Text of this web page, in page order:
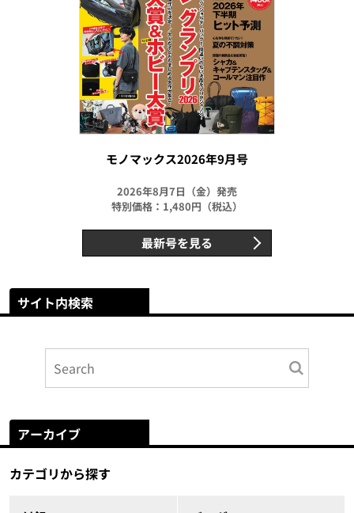
モノマックス2026年9月号
2026年8月7日（金）発売
特別価格：1,480円（税込）
最新号を見る
サイト内検索
アーカイブ
カテゴリから探す